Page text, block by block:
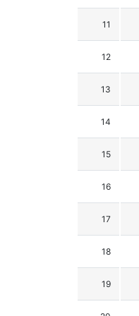
11
12
13
14
15
16
17
18
19